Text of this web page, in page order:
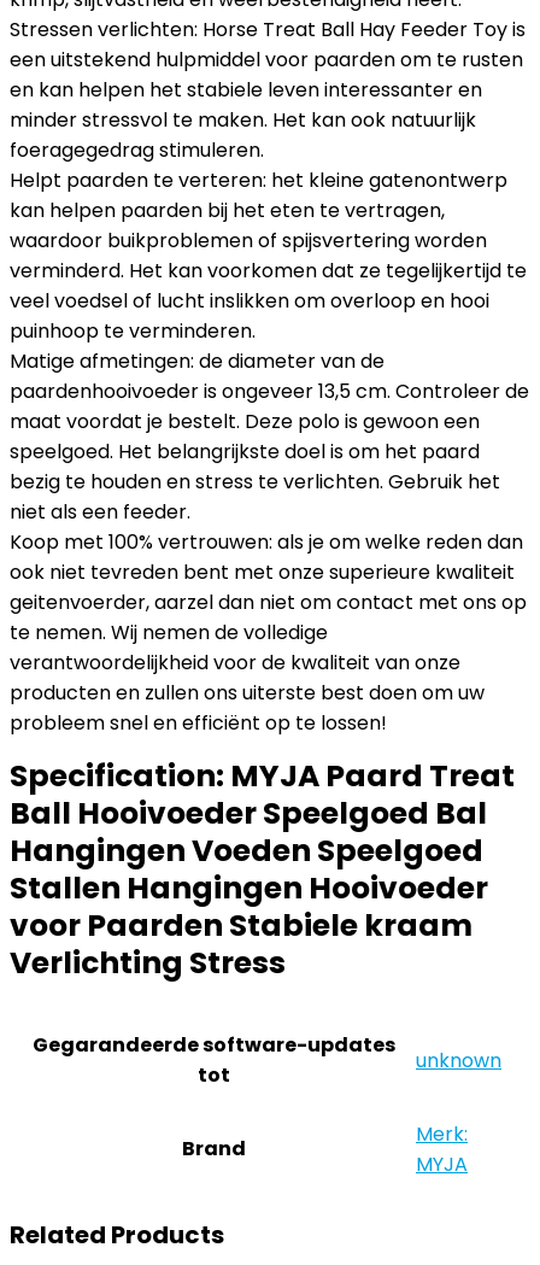
Stressen verlichten: Horse Treat Ball Hay Feeder Toy is
een uitstekend hulpmiddel voor paarden om te rusten
en kan helpen het stabiele leven interessanter en
minder stressvol te maken. Het kan ook natuurlijk
foeragegedrag stimuleren.
Helpt paarden te verteren: het kleine gatenontwerp
kan helpen paarden bij het eten te vertragen,
waardoor buikproblemen of spijsvertering worden
verminderd. Het kan voorkomen dat ze tegelijkertijd te
veel voedsel of lucht inslikken om overloop en hooi
puinhoop te verminderen.
Matige afmetingen: de diameter van de
paardenhooivoeder is ongeveer 13,5 cm. Controleer de
maat voordat je bestelt. Deze polo is gewoon een
speelgoed. Het belangrijkste doel is om het paard
bezig te houden en stress te verlichten. Gebruik het
niet als een feeder.
Koop met 100% vertrouwen: als je om welke reden dan
ook niet tevreden bent met onze superieure kwaliteit
geitenvoerder, aarzel dan niet om contact met ons op
te nemen. Wij nemen de volledige
verantwoordelijkheid voor de kwaliteit van onze
producten en zullen ons uiterste best doen om uw
probleem snel en efficiënt op te lossen!
Specification: MYJA Paard Treat
Ball Hooivoeder Speelgoed Bal
Hangingen Voeden Speelgoed
Stallen Hangingen Hooivoeder
voor Paarden Stabiele kraam
Verlichting Stress
Gegarandeerde software-updates
tot
‎unknown
Brand
Merk:
MYJA
Related Products